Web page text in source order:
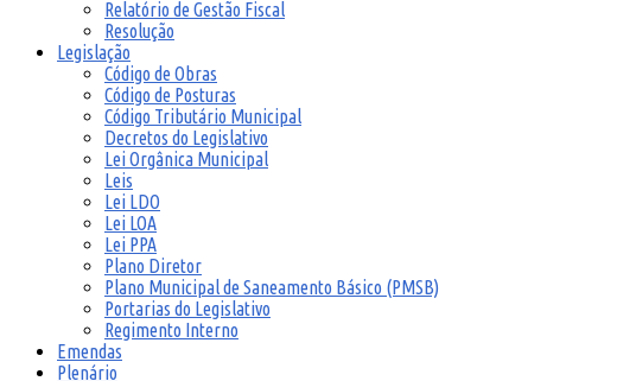
Relatório de Gestão Fiscal
Resolução
Legislação
Código de Obras
Código de Posturas
Código Tributário Municipal
Decretos do Legislativo
Lei Orgânica Municipal
Leis
Lei LDO
Lei LOA
Lei PPA
Plano Diretor
Plano Municipal de Saneamento Básico (PMSB)
Portarias do Legislativo
Regimento Interno
Emendas
Plenário